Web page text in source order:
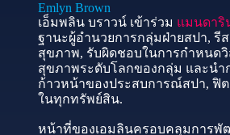
Emlyn Brown
เอ็มพลิน บราวน์ เข้าร่วม แมนดาริ
ฐานะผู้อำนวยการกลุ่มฝ่ายสปา, รี
สุขภาพ, รับผิดชอบในการกำหนด
สุขภาพระดับโลกของกลุ่ม และน
ก้าวหน้าของประสบการณ์สปา, ฟิต
ในทุกทรัพย์สิน.
หน้าที่ของเอมลินครอบคลุมการพั